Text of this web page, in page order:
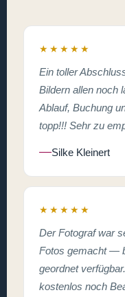
★★★★★
Ein toller
Bildern allen noch
Ablauf, Buchung
topp!!! Sehr zu
Silke Kleinert
★★★★★
Der Fotograf war
Fotos gemacht —
geordnet
kostenlos noch